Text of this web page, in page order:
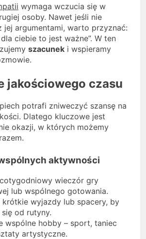
wymaga wczucia się w
osoby. Nawet jeśli nie
jej argumentami, warto przyznać:
ciebie to jest ważne”. W ten
szacunek i wspieramy
jakościowego czasu
potrafi zniweczyć szansę na
Dlatego kluczowe jest
okazji, w których możemy
aktywności
wieczór gry
lub wspólnego gotowania.
krótkie wyjazdy lub spacery, by
od rutyny.
wspólne hobby – sport, taniec
artystyczne.